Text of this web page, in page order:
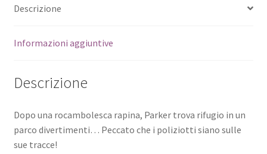
Descrizione
Informazioni aggiuntive
Descrizione
Dopo una rocambolesca rapina, Parker trova rifugio in un
parco divertimenti… Peccato che i poliziotti siano sulle
sue tracce!